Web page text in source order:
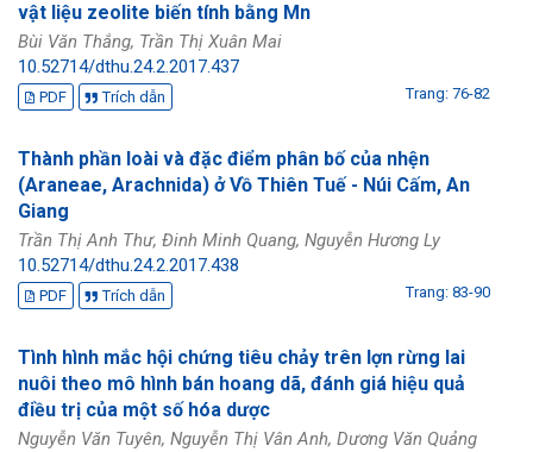
vật liệu zeolite biến tính bằng Mn
Bùi Văn Thắng, Trần Thị Xuân Mai
10.52714/dthu.24.2.2017.437
PDF Trích dẫn Trang: 76-82
Thành phần loài và đặc điểm phân bố của nhện
(Araneae, Arachnida) ở Vồ Thiên Tuế - Núi Cấm, An
Giang
Trần Thị Anh Thư, Đinh Minh Quang, Nguyễn Hương Ly
10.52714/dthu.24.2.2017.438
PDF Trích dẫn Trang: 83-90
Tình hình mắc hội chứng tiêu chảy trên lợn rừng lai
nuôi theo mô hình bán hoang dã, đánh giá hiệu quả
điều trị của một số hóa dược
Nguyễn Văn Tuyên, Nguyễn Thị Vân Anh, Dương Văn Quảng